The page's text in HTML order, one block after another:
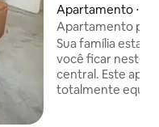
Apartamento ⋅
Apartamento
tudo pronto e
Sua família
você ficar neste
central. Este
totalmente